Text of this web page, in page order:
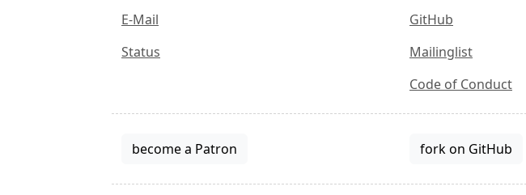
E-Mail
Status
GitHub
Mailinglist
Code of Conduct
become a Patron fork on GitHub